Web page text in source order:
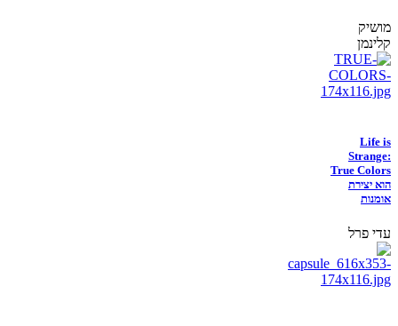
מושיק
קלינמן
Life is
Strange:
True Colors
הוא יצירת
אומנות
עדי פרל